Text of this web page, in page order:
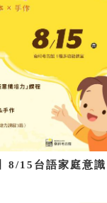
8/15台語家庭意識